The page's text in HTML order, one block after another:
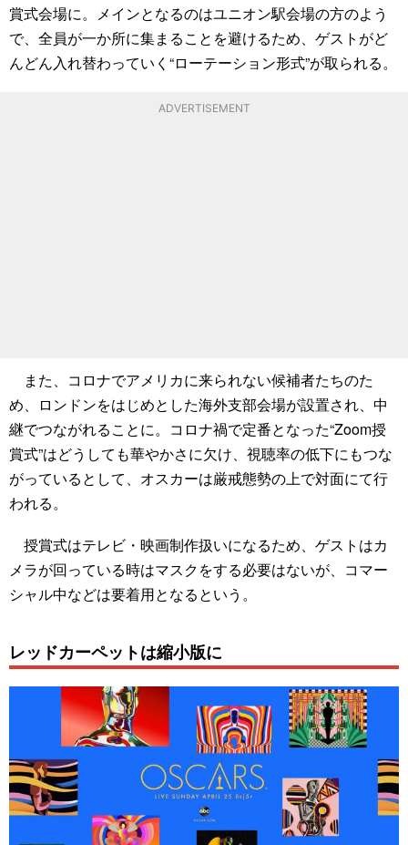
賞式会場に。メインとなるのはユニオン駅会場の方のよう
で、全員が一か所に集まることを避けるため、ゲストがど
んどん入れ替わっていく“ローテーション形式”が取られる。
ADVERTISEMENT
また、コロナでアメリカに来られない候補者たちのた
め、ロンドンをはじめとした海外支部会場が設置され、中
継でつながれることに。コロナ禍で定番となった“Zoom授
賞式”はどうしても華やかさに欠け、視聴率の低下にもつな
がっているとして、オスカーは厳戒態勢の上で対面にて行
われる。
授賞式はテレビ・映画制作扱いになるため、ゲストはカ
メラが回っている時はマスクをする必要はないが、コマー
シャル中などは要着用となるという。
レッドカーペットは縮小版に